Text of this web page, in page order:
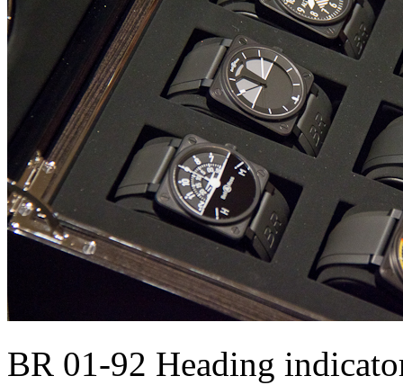
BR 01-92 Heading